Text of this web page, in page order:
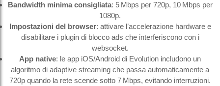
Bandwidth minima consigliata: 5 Mbps per 720p, 10 Mbps per
1080p.
Impostazioni del browser: attivare l’accelerazione hardware e
disabilitare i plugin di blocco ads che interferiscono con i
websocket.
App native: le app iOS/Android di Evolution includono un
algoritmo di adaptive streaming che passa automaticamente a
720p quando la rete scende sotto 7 Mbps, evitando interruzioni.